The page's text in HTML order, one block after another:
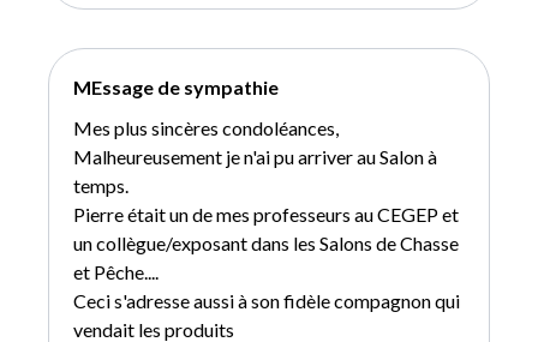
MEssage de sympathie
Mes plus sincères condoléances,
Malheureusement je n'ai pu arriver au Salon à
temps.
Pierre était un de mes professeurs au CEGEP et
un collègue/exposant dans les Salons de Chasse
et Pêche....
Ceci s'adresse aussi à son fidèle compagnon qui
vendait les produits